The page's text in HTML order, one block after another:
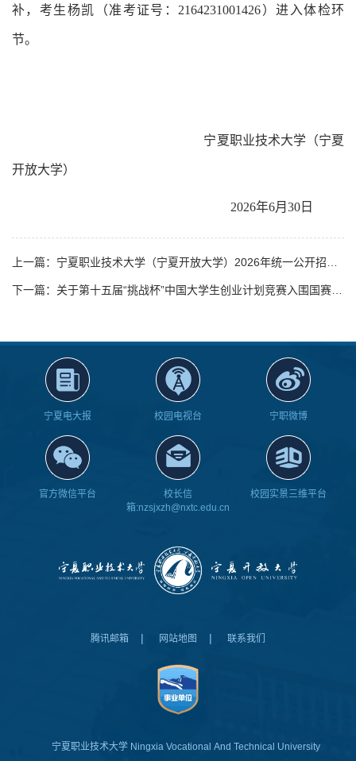
补，考生杨凯 （准考证号： 2164231001426）进入体检环
节。
宁夏职业技术大学（宁夏
开放大学）
2026年6月 30 日
宁夏电大报 校园电视台 宁职微博
官方微信平台
校长信
箱:nzsjxzh@nxtc.edu.cn
校园实景三维平台
腾讯邮箱 | 网站地图 | 联系我们
宁夏职业技术大学 Ningxia Vocational And Technical University